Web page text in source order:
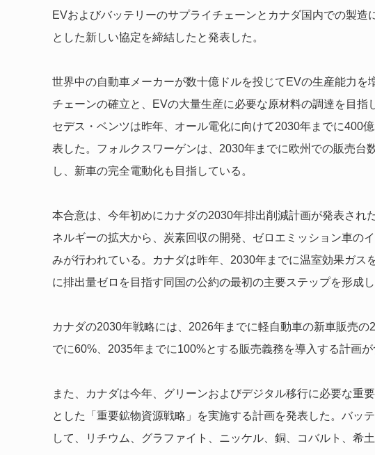
EVおよびバッテリーのサプライチェーンとカナダ国内での製
とした新しい協定を締結したと発表した。
世界中の自動車メーカーが数十億ドルを投じて EVの生産能力を
チェーンの確立と、
EVの大量生産に必要な原材料の調達を目
セデス・ベンツは昨年、オール電化に向けて2030年までに400
表した。フォルクスワーゲンは、2030年までに欧州での販売台
し、新車の完全電動化も目指している。
本合意は、今年初めにカナダの2030年排出削減計画が発表され
ネルギーの拡大から、炭素回収の開発、ゼロエミッション車の
みが行われている。カナダは昨年、2030年までに温室効果ガス
に排出量ゼロを目指す同国の公約の最初の主要ステップを形成し
カナダの2030年戦略には、2026年までに軽自動車の新車販売
でに60%、2035年までに100%とする販売義務を導入する計画が
また、カナダは今年、グリーンおよびデジタル移行に必要な重
とした「重要鉱物資源戦略」を実施する計画を発表した。バッ
して、リチウム、グラファイト、ニッケル、銅、コバルト、希